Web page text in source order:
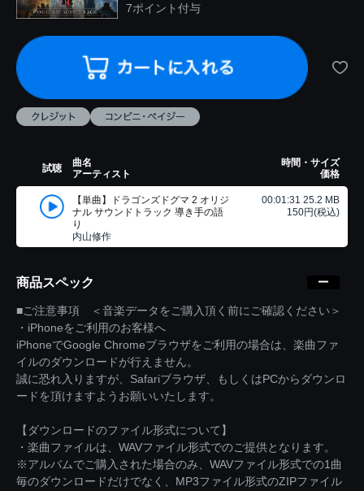
7ポイント付与
試聴
曲名
アーティスト
時間・サイズ
価格
【単曲】ドラゴンズドグマ 2 オリジ
ナル サウンドトラック 導き手の語
り
内山修作
00:01:31 25.2 MB
150円(税込)
商品スペック
■ご注意事項 ＜音楽データをご購入頂く前にご確認ください＞
・iPhoneをご利用のお客様へ
iPhoneでGoogle Chromeブラウザをご利用の場合は、楽曲ファ
イルのダウンロードが行えません。
誠に恐れ入りますが、Safariブラウザ、もしくはPCからダウンロ
ードを頂けますようお願いいたします。
【ダウンロードのファイル形式について】
・楽曲ファイルは、WAVファイル形式でのご提供となります。
※アルバムでご購入された場合のみ、WAVファイル形式での1曲
毎のダウンロードだけでなく、MP3ファイル形式のZIPファイル